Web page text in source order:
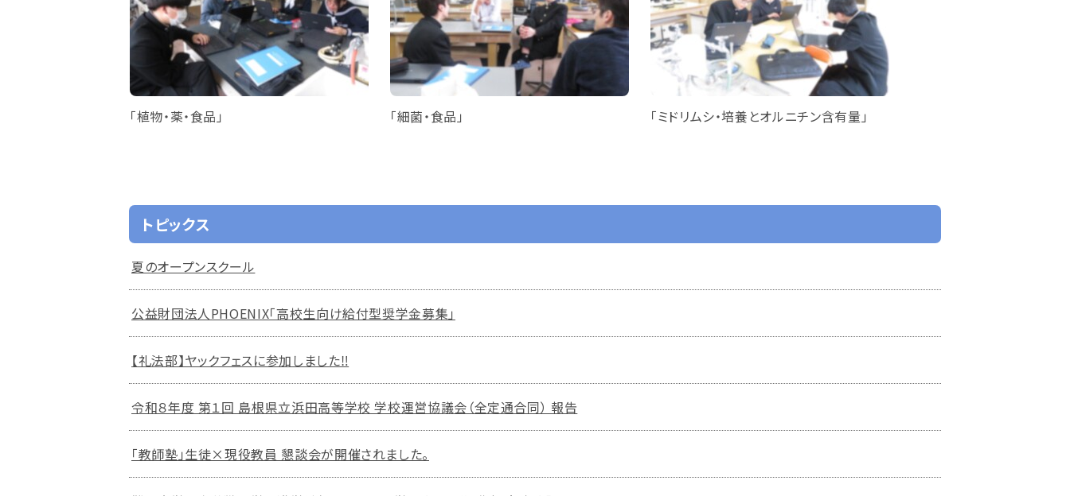
「植物・薬・食品」 「細菌・食品」 「ミドリムシ・培養とオルニチン含有量」
トピックス
夏のオープンスクール
公益財団法人PHOENIX「高校生向け給付型奨学金募集」
【礼法部】ヤックフェスに参加しました‼
令和８年度 第１回 島根県立浜田高等学校 学校運営協議会（全定通合同） 報告
「教師塾」生徒×現役教員 懇談会が開催されました。